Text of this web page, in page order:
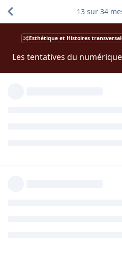
Esthétique et Histoires
Les tentatives du
13 sur 34